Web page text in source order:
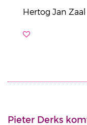
Hertog Jan Zaal
Pieter Derks